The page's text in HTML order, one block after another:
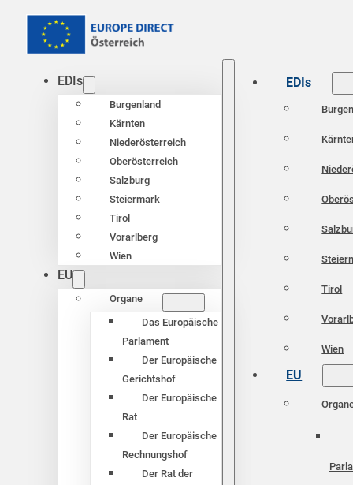
EDIs
Burgenland
Kärnten
Niederösterreich
Oberösterreich
Salzburg
Steiermark
Tirol
Vorarlberg
Wien
EU
Organe
Das Europäische
Parlament
Der Europäische
Gerichtshof
Der Europäische
Rat
Der Europäische
Rechnungshof
Der Rat der
EDIs
Tirol
Wien
EU